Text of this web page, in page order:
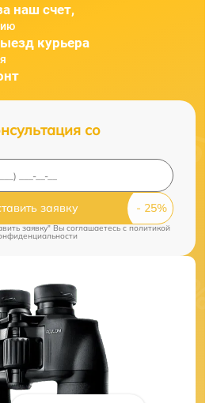
наш счет,
курьера
со
заявку
заявку" Вы соглашаетесь cполитикой